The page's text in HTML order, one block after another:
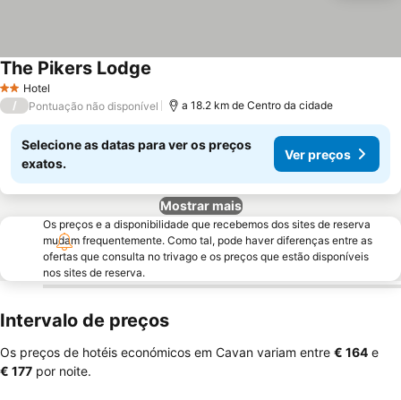
2 Estrelas
Hotel
The Pikers Lodge
/ Pontuação não disponível a 18.2 km de Centro da cidade
Selecione as datas para ver os preços
exatos.
Ver preços
Mostrar mais
Os preços e a disponibilidade que recebemos dos sites de reserva
mudam frequentemente. Como tal, pode haver diferenças entre as
ofertas que consulta no trivago e os preços que estão disponíveis
nos sites de reserva.
Intervalo de preços
Os preços de hotéis económicos em Cavan variam entre ‎€ 164 e
‎€ 177 por noite.